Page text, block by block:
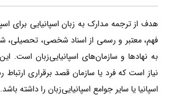
هدف از ترجمه مدارک به زبان اسپانیایی برای
فهم، معتبر و رسمی از اسناد شخصی، تحصیلی،
به نهادها و سازمان‌های اسپانیایی‌زبان است.
نیاز است که فرد یا سازمان قصد برقراری
اسپانیا یا سایر جوامع اسپانیایی‌زبان را داشته باشد.